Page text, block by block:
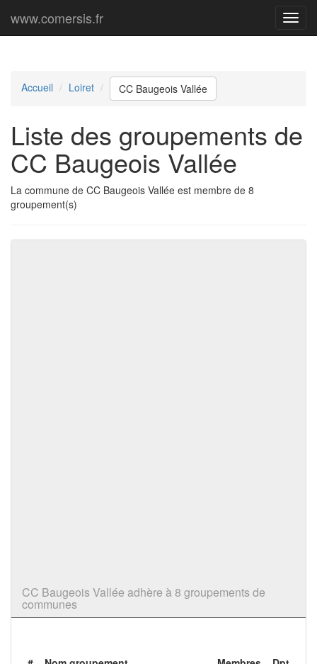
Menu
www.comersis.fr
Accueil Loiret CC Baugeois Vallée
Liste des groupements de
CC Baugeois Vallée
La commune de CC Baugeois Vallée est membre de 8
groupement(s)
CC Baugeois Vallée adhère à 8 groupements de
communes